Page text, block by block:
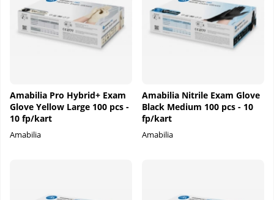
Amabilia Pro Hybrid+ Exam
Glove Yellow Large 100 pcs -
10 fp/kart
Amabilia
Amabilia Nitrile Exam Glove
Black Medium 100 pcs - 10
fp/kart
Amabilia